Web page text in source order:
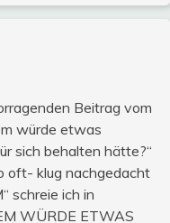
Beitrag vom
würde etwas
sich behalten hätte?“
oft- klug nachgedacht
schreie ich in
WÜRDE ETWAS